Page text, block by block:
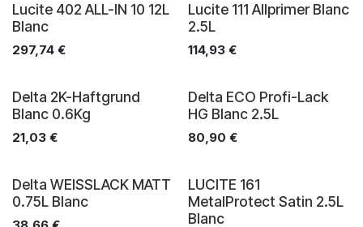
Lucite 402 ALL-IN 10 12L
Blanc
297,74 €
Lucite 111 Allprimer Blanc
2.5L
114,93€
Delta 2K-Haftgrund
Blanc 0.6Kg
21,03 €
Delta ECO Profi-Lack
HG Blanc 2.5L
80,90 €
Delta WEISSLACK MATT
0.75L Blanc
LUCITE 161
MetalProtect Satin 2.5L
Blanc